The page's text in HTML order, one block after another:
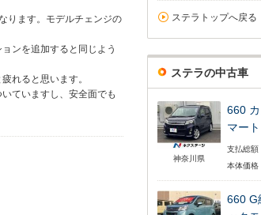
ります。モデルチェンジの
ンを追加すると同じよう
れると思います。
ていますし、安全面でも
ステラトップへ戻る
ステラの中古車
神奈川県
660
マー
支払総額
本体価格
660